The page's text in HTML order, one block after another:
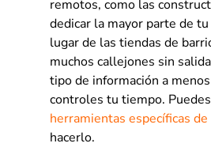
remotos, como las
dedicar la mayor parte de
lugar de las tiendas de
muchos callejones sin
tipo de información a
controles tu tiempo.
herramientas específicas
hacerlo.